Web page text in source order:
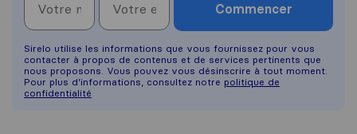
Commencer
Sirelo utilise les informations que vous fournissez pour vous
contacter à propos de contenus et de services pertinents que
nous proposons. Vous pouvez vous désinscrire à tout moment.
Pour plus d’informations, consultez notre politique de
confidentialité